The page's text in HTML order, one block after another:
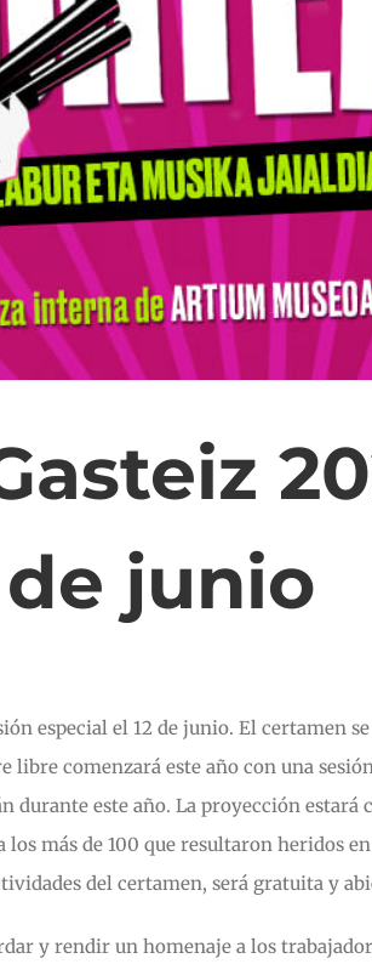
junio
especial el 12 de junio. El certamen
libre comenzará este año con una
durante este año. La proyección estará
más de 100 que resultaron heridos
del certamen, será gratuita y
y rendir un homenaje a los